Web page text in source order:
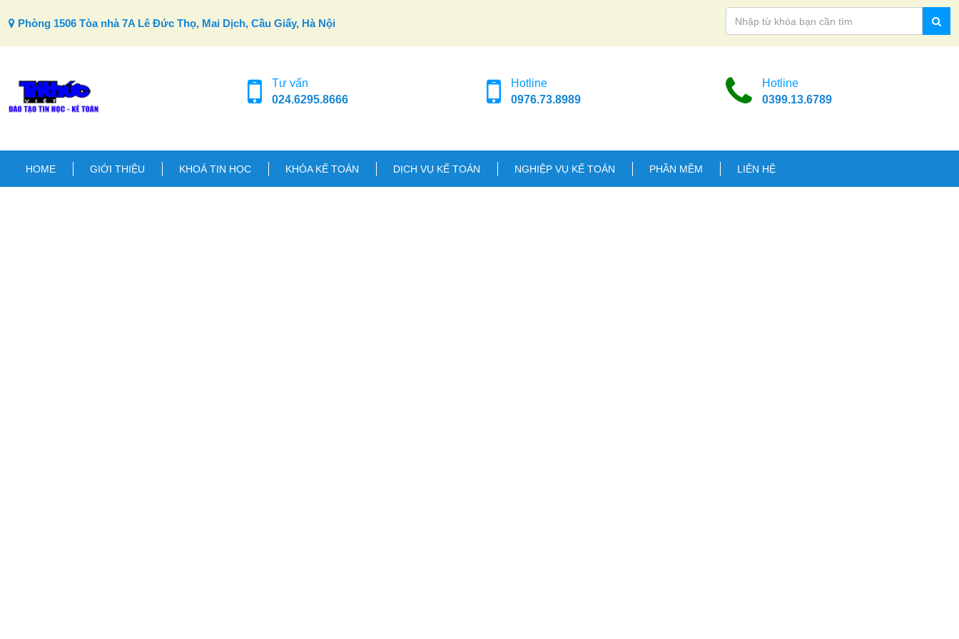
Phòng 1506 Tòa nhà 7A Lê Đức Thọ, Mai Dịch, Cầu Giấy, Hà Nội
Tư vấn
024.6295.8666
Hotline
0976.73.8989
Hotline
0399.13.6789
HOME GIỚI THIỆU KHOÁ TIN HỌC KHÓA KẾ TOÁN DỊCH VỤ KẾ TOÁN NGHIỆP VỤ KẾ TOÁN PHẦN MỀM LIÊN HỆ